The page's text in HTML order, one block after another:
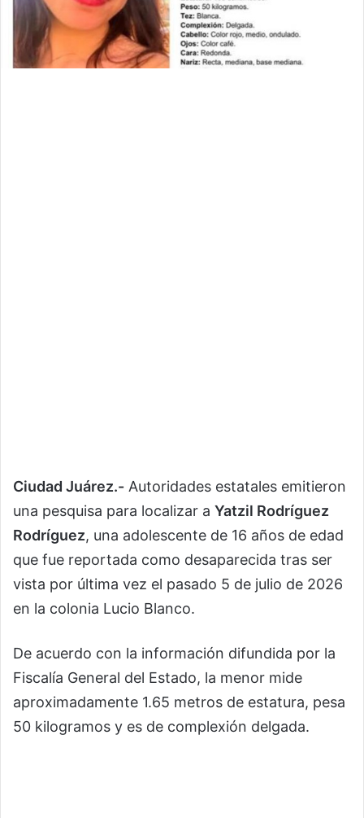
Ciudad Juárez.- Autoridades estatales emitieron
una pesquisa para localizar a Yatzil Rodríguez
Rodríguez, una adolescente de 16 años de edad
que fue reportada como desaparecida tras ser
vista por última vez el pasado 5 de julio de 2026
en la colonia Lucio Blanco.
De acuerdo con la información difundida por la
Fiscalía General del Estado, la menor mide
aproximadamente 1.65 metros de estatura, pesa
50 kilogramos y es de complexión delgada.